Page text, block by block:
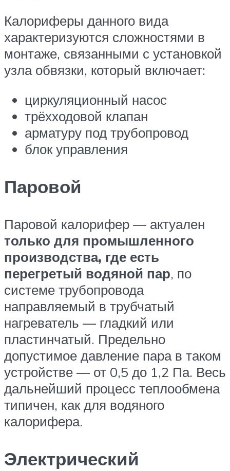
Калориферы данного вида
характеризуются сложностями в
монтаже, связанными с установкой
узла обвязки, который включает:
циркуляционный насос
трёхходовой клапан
арматуру под трубопровод
блок управления
Паровой
Паровой калорифер — актуален
только для промышленного
производства, где есть
перегретый водяной пар, по
системе трубопровода
направляемый в трубчатый
нагреватель — гладкий или
пластинчатый. Предельно
допустимое давление пара в таком
устройстве — от 0,5 до 1,2 Па. Весь
дальнейший процесс теплообмена
типичен, как для водяного
калорифера.
Электрический